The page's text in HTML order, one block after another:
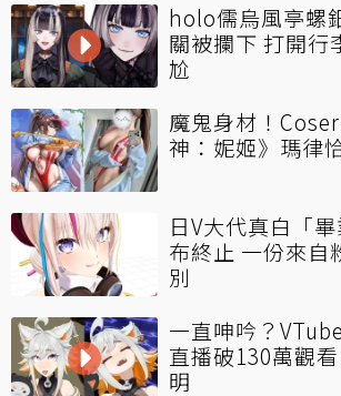
holo儒烏風亭螺
關被攔下 打開行
尬
魔鬼身材！
神：妮姬》瑪律
日V大代真白「
布終止 一份來自
別
一直呻吟？
直播破130萬觀
明